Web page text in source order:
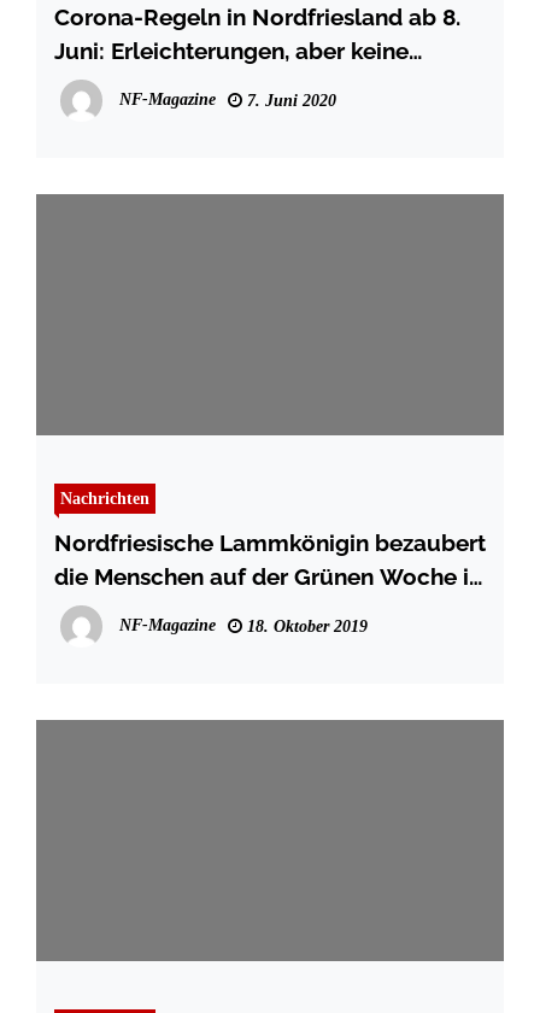
Corona-Regeln in Nordfriesland ab 8.
Juni: Erleichterungen, aber keine
Entwarnung
NF-Magazine 7. Juni 2020
Nachrichten
Nordfriesische Lammkönigin bezaubert
die Menschen auf der Grünen Woche in
Berlin
NF-Magazine 18. Oktober 2019